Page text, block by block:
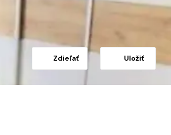
Zdieľať Uložiť